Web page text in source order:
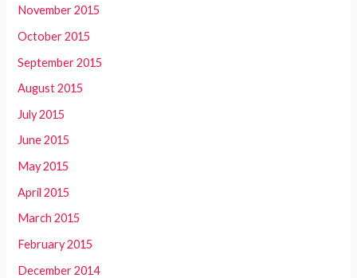
November 2015
October 2015
September 2015
August 2015
July 2015
June 2015
May 2015
April 2015
March 2015
February 2015
December 2014